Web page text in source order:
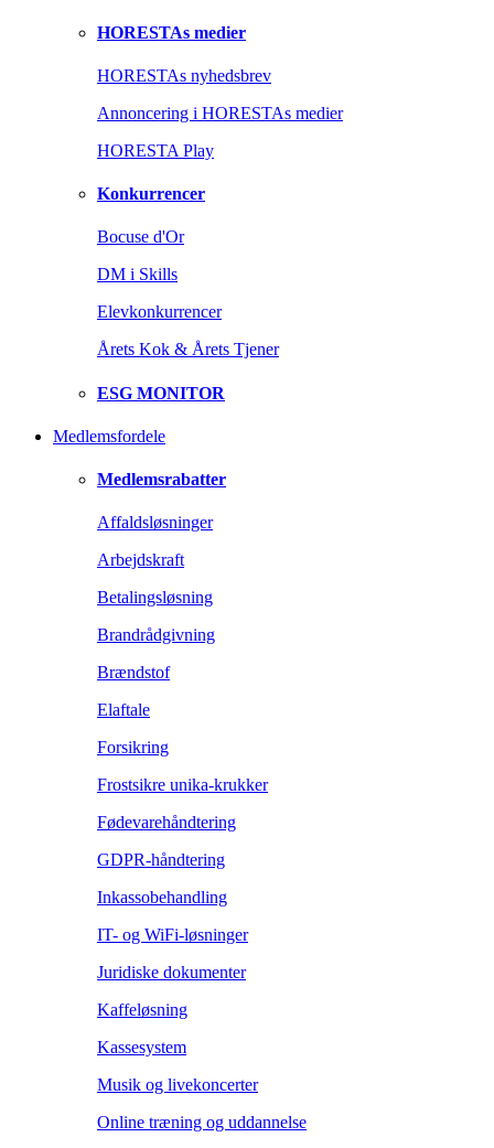
HORESTAs medier
HORESTAs nyhedsbrev
Annoncering i HORESTAs medier
HORESTA Play
Konkurrencer
Bocuse d'Or
DM i Skills
Elevkonkurrencer
Årets Kok & Årets Tjener
ESG MONITOR
Medlemsfordele
Medlemsrabatter
Affaldsløsninger
Arbejdskraft
Betalingsløsning
Brandrådgivning
Brændstof
Elaftale
Forsikring
Frostsikre unika-krukker
Fødevarehåndtering
GDPR-håndtering
Inkassobehandling
IT- og WiFi-løsninger
Juridiske dokumenter
Kaffeløsning
Kassesystem
Musik og livekoncerter
Online træning og uddannelse